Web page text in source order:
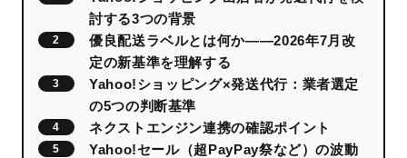
討する3つの背景
優良配送ラベルとは何か――2026年7月改
定の新基準を理解する
Yahoo!ショッピング×発送代行：業者選定
の5つの判断基準
ネクストエンジン連携の確認ポイント
Yahoo!セール（超PayPay祭など）の波動